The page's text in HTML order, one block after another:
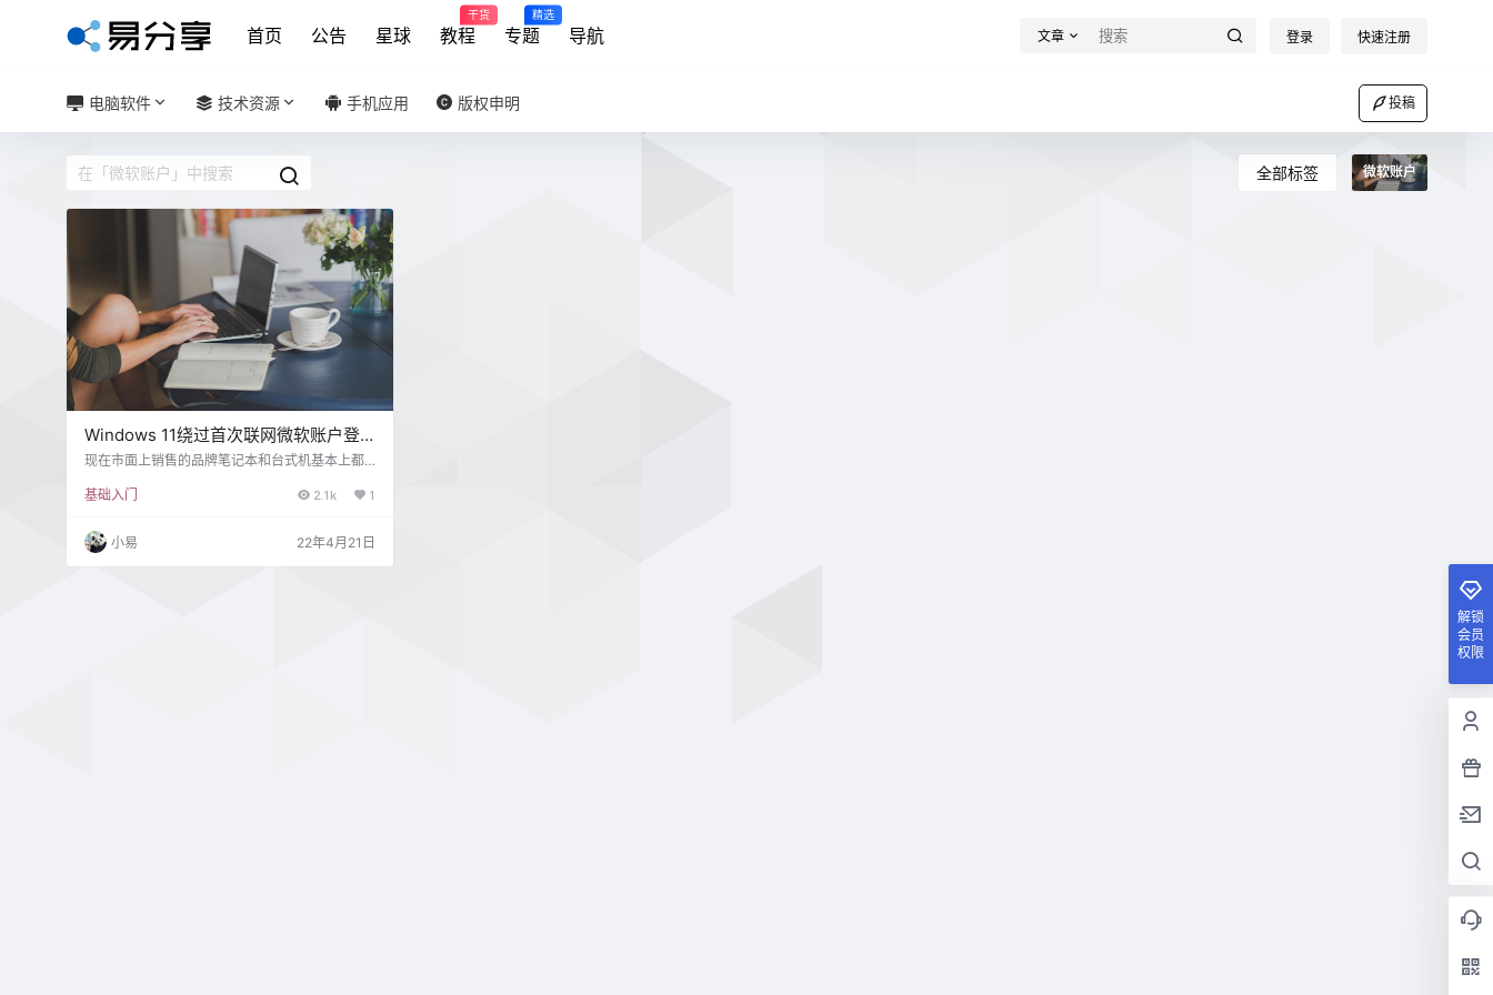
首页 公告 星球 教程
干货
专题
精选
导航 文章 登录 快速注册
电脑软件 技术资源 手机应用 版权申明 投稿
全部标签 微软账户
Windows 11绕过首次联网微软账户登
录使用本地账户的几种方法
现在市面上销售的品牌笔记本和台式机基本上都
后系统会自动激活。当用户拿到新机器后还需要
才能正常使用。 在win11的版本中，隐藏了关闭
跳过连接网络的按钮，默认强制需要注册微软账
户登录才能正常使用。 这里用3种方法介绍如何
基础入门 2.1k 1
小易 22年4月21日
解锁
会员
权限